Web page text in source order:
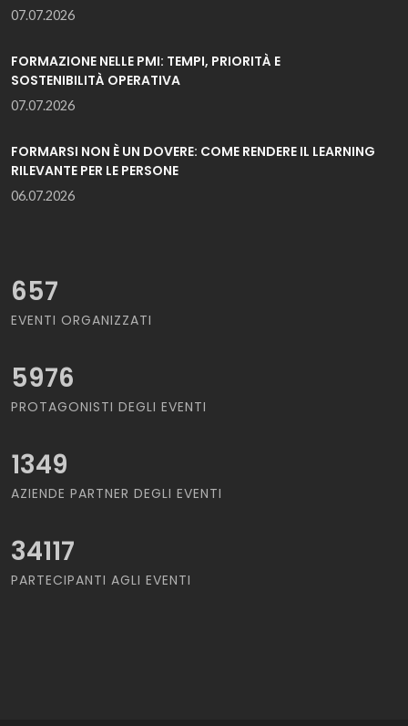
07.07.2026
FORMAZIONE NELLE PMI: TEMPI, PRIORITÀ E
SOSTENIBILITÀ OPERATIVA
07.07.2026
FORMARSI NON È UN DOVERE: COME RENDERE IL LEARNING
RILEVANTE PER LE PERSONE
06.07.2026
657
EVENTI ORGANIZZATI
5976
PROTAGONISTI DEGLI EVENTI
1349
AZIENDE PARTNER DEGLI EVENTI
34117
PARTECIPANTI AGLI EVENTI